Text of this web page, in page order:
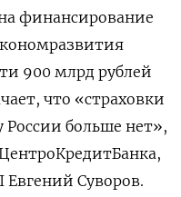
финансирование
900 млрд рублей
что «страховки
больше нет»,
Евгений Суворов.